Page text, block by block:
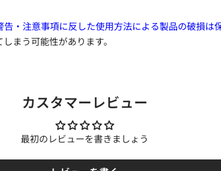
・注意事項に反した使用方法による製品の破損は
まう可能性があります。
カスタマーレビュー
最初のレビューを書きましょう